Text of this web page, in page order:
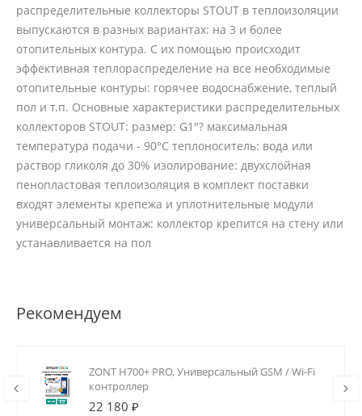
распределительные коллекторы STOUT в теплоизоляции
выпускаются в разных вариантах: на 3 и более
отопительных контура. С их помощью происходит
эффективная теплораспределение на все необходимые
отопительные контуры: горячее водоснабжение, теплый
пол и т.п. Основные характеристики распределительных
коллекторов STOUT: размер: G1"? максимальная
температура подачи - 90°С теплоноситель: вода или
раствор гликоля до 30% изолирование: двухслойная
пенопластовая теплоизоляция в комплект поставки
входят элементы крепежа и уплотнительные модули
универсальный монтаж: коллектор крепится на стену или
устанавливается на пол
Рекомендуем
ZONT H700+ PRO, Универсальный GSM / Wi-Fi
контроллер
22 180 ₽